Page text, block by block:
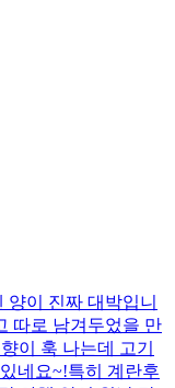
이 진짜 대박입니
따로 남겨두었을 만
이 훅 나는데 고기
네요~!특히 계란후